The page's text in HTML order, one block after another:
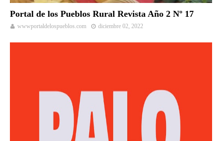
Portal de los Pueblos Rural Revista Año 2 Nº 17
wwwportaldelospueblos.com diciembre 02, 2022